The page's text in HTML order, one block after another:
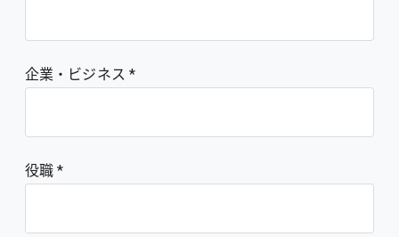
企業・ビジネス
役職